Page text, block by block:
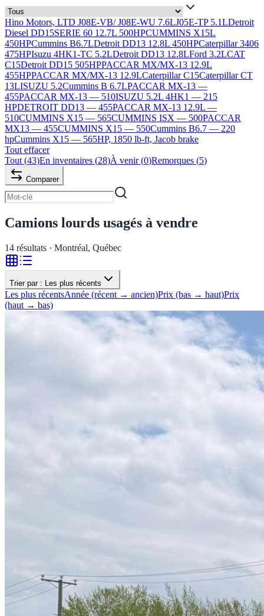
Hino Motors, LTD J08E-VB/ J08E-WU 7.6LJ05E-TP 5.1LDetroit
Diesel DD15SERIE 60 12.7L 500HPCUMMINS X15L
450HPCummins B6.7LDetroit DD13 12.8L 450HPCaterpillar 3406
475HPIsuzu 4HK1-TC 5.2LDetroit DD13 12.8LFord 3.2LCAT
C15Detroit DD15 505HPPACCAR MX/MX-13 12.9L
455HPPACCAR MX/MX-13 12.9LCaterpillar C15Caterpillar CT
13LISUZU 5.2Cummins B 6.7LPACCAR MX-13 —
455PACCAR MX-13 — 510ISUZU 5.2L 4HK1 — 215
HPDETROIT DD13 — 455PACCAR MX-13 12.9L —
510CUMMINS X15 — 565CUMMINS ISX — 500PACCAR
MX13 — 455CUMMINS X15 — 550Cummins B6.7 — 220
hpCummins X15 — 565HP, 1850 lb-ft, Jacob brake
Tout effacer
Tout (43)En inventaires (28)À venir (0)Remorques (5)
Comparer
Camions lourds usagés à vendre
14 résultats · Montréal, Québec
Trier par : Les plus récents
Les plus récentsAnnée (récent → ancien)Prix (bas → haut)Prix
(haut → bas)